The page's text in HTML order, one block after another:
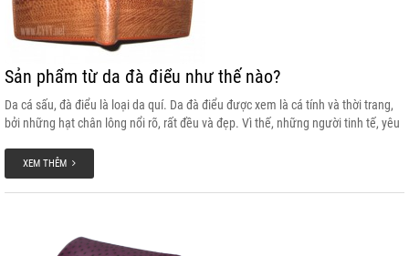
Sản phẩm từ da đà điểu như thế nào?
Da cá sấu, đà điểu là loại da quí. Da đà điểu được xem là cá tính và thời trang,
bởi những hạt chân lông nổi rõ, rất đều và đẹp. Vì thế, những người tinh tế, yêu
XEM THÊM